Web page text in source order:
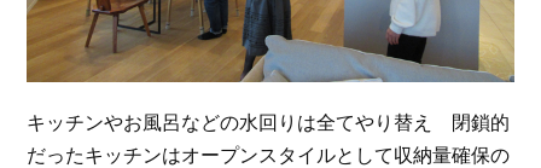
キッチンやお風呂などの水回りは全てやり替え 閉鎖的
だったキッチンはオープンスタイルとして収納量確保の